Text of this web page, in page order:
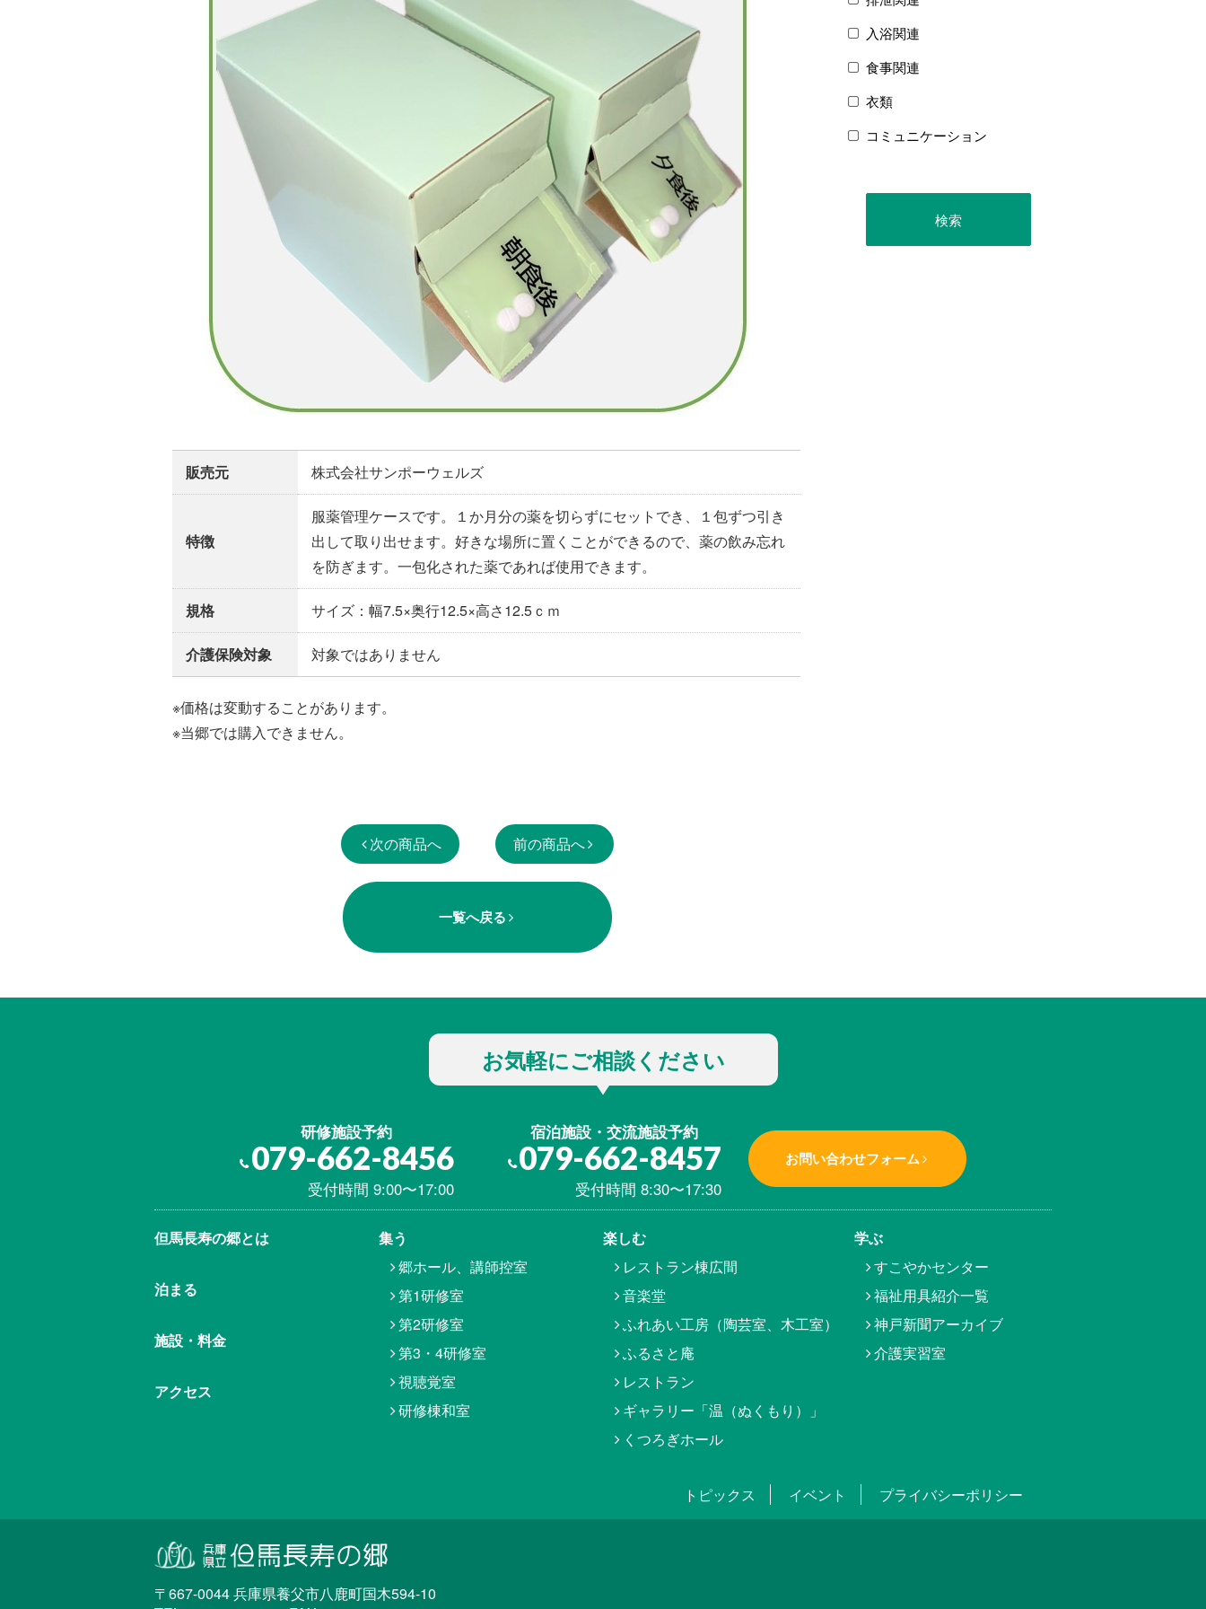
販売元 株式会社サンポーウェルズ
特徴
服薬管理ケースです。１か月分の薬を切らずにセットでき、１包ずつ引き
出して取り出せます。好きな場所に置くことができるので、薬の飲み忘れ
を防ぎます。一包化された薬であれば使用できます。
規格 サイズ：幅7.5×奥行12.5×高さ12.5ｃｍ
介護保険対象 対象ではありません
※価格は変動することがあります。
※当郷では購入できません。
次の商品へ 前の商品へ
一覧へ戻る
入浴関連
食事関連
衣類
コミュニケーション
お気軽にご相談ください
研修施設予約
079-662-8456
受付時間 9:00〜17:00
宿泊施設・交流施設予約
079-662-8457
受付時間 8:30〜17:30
お問い合わせフォーム
但馬⾧寿の郷とは
泊まる
施設・料金
アクセス
集う
郷ホール、講師控室
第1研修室
第2研修室
第3・4研修室
視聴覚室
研修棟和室
楽しむ
レストラン棟広間
音楽堂
ふれあい工房（陶芸室、木工室）
ふるさと庵
レストラン
ギャラリー「温（ぬくもり）」
くつろぎホール
学ぶ
すこやかセンター
福祉用具紹介一覧
神戸新聞アーカイブ
介護実習室
トピックス イベント プライバシーポリシー
〒667-0044 兵庫県養父市八鹿町国木594-10